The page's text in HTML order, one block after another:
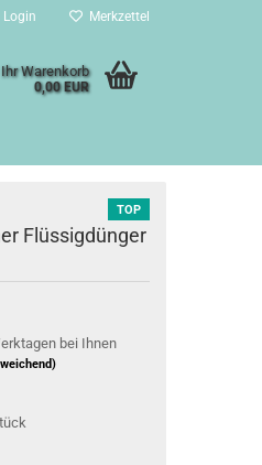
Login Merkzettel
Ihr Warenkorb
0,00 EUR
TOP
Flüssigdünger
bei Ihnen